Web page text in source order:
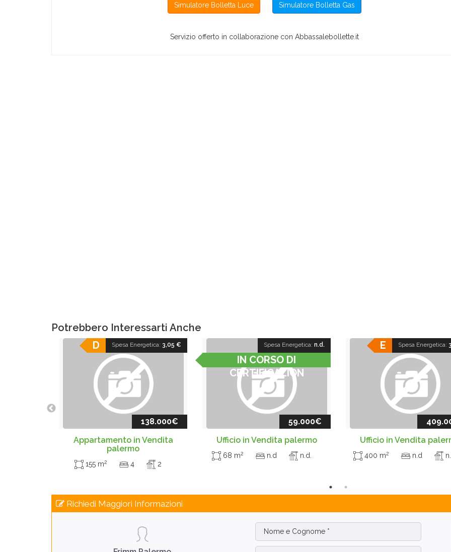
Simulatore Bolletta Luce Simulatore Bolletta Gas
Servizio offerto in collaborazione con Abbassalebollette.it
Potrebbero Interessarti Anche
Spesa Energetica: 3,05 €
D
138.000€
Appartamento in Vendita
palermo
155 m2 4 2
Spesa Energetica: n.d.
IN CORSO DI
CERTIFICAZION
59.000€
Ufficio in Vendita palermo
68 m2 n.d n.d.
Spesa Energetica:
E
Ufficio in Vendita
400 m2 n.d
Richiedi Maggiori Informazioni